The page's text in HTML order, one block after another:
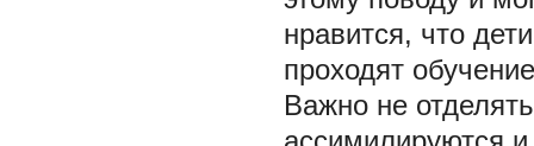
нравится, что
проходят
Важно не